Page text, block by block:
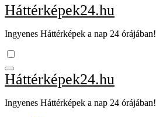
Háttérképek24.hu
Ingyenes Háttérképek a nap 24 órájában!
Háttérképek24.hu
Ingyenes Háttérképek a nap 24 órájában!